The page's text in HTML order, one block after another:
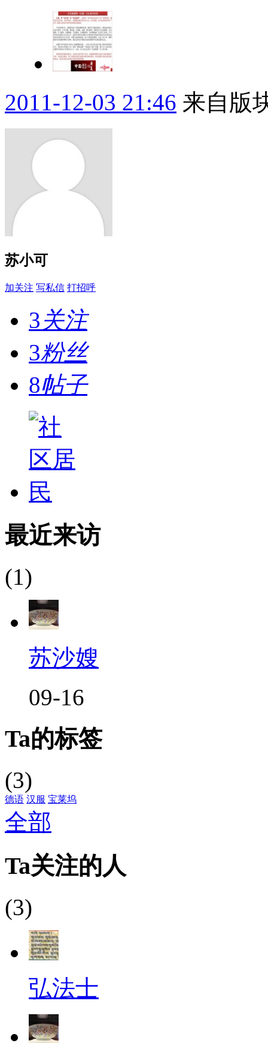
2011-12-03 21:46 来自版
苏小可
加关注 写私信 打招呼
3关注
3粉丝
8帖子
最近来访
(1)
苏沙嫂
09-16
Ta的标签
(3)
德语 汉服 宝莱坞
全部
Ta关注的人
(3)
弘法士